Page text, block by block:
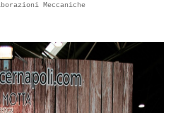
Meccaniche